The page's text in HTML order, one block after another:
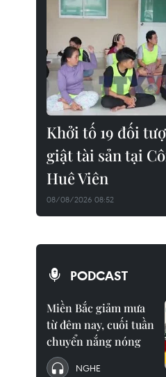
Khởi tố 19 đối
giật tài sản tại
Huê Viên
08/08/2026 08:52
PODCAST
Miền Bắc giảm mưa
từ đêm nay, cuối tuần
chuyển nắng nóng
NGHE